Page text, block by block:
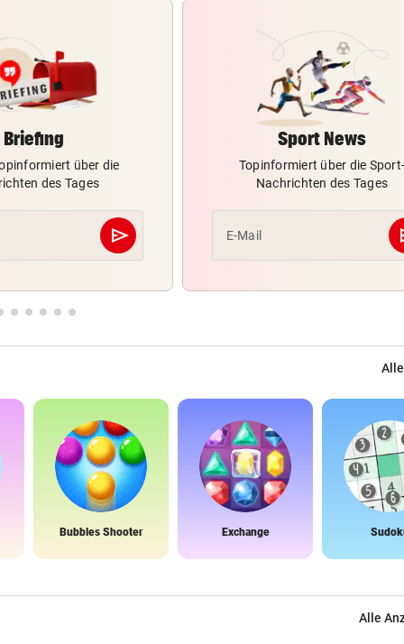
Briefing
über die
des Tages
send
Abschicken
Sport News
Topinformiert über die Sport-
Nachrichten des Tages
E-Mail
Bubbles Shooter Exchange
Alle